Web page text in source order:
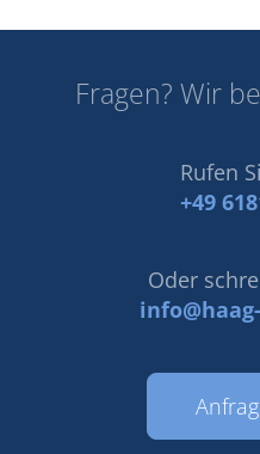
Fragen? Wir
Rufen
+49
Oder